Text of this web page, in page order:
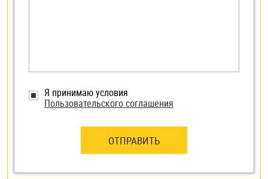
Я принимаю условия
Пользовательского соглашения
ОТПРАВИТЬ